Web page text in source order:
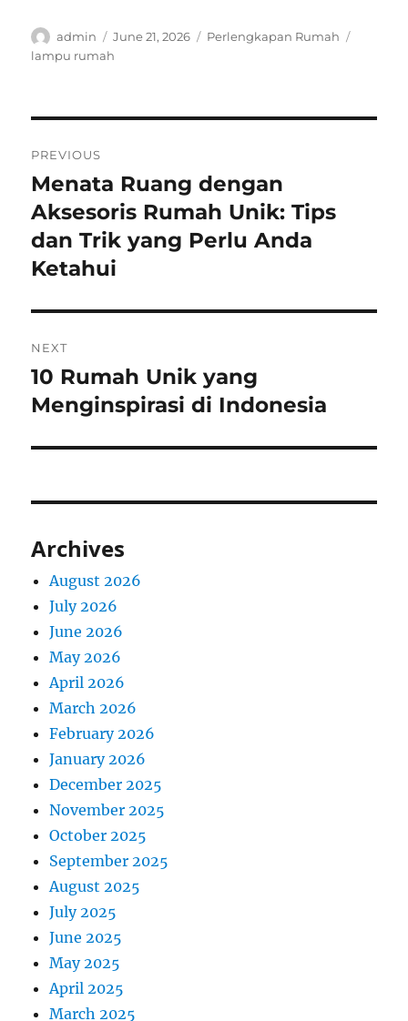
Author
admin
Posted
on
June 21, 2026 Categories
Perlengkapan Rumah
lampu rumah
navigation
PREVIOUS
Previous
post:
Menata Ruang dengan
Aksesoris Rumah Unik: Tips
dan Trik yang Perlu Anda
Ketahui
NEXT
Next
post:
10 Rumah Unik yang
Menginspirasi di Indonesia
Archives
August 2026
July 2026
June 2026
May 2026
April 2026
March 2026
February 2026
January 2026
December 2025
November 2025
October 2025
September 2025
August 2025
July 2025
June 2025
May 2025
April 2025
March 2025